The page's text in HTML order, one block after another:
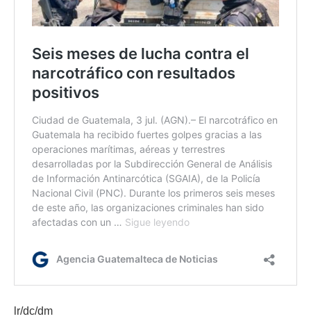
lr/dc/dm